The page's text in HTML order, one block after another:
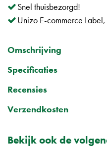
Snel thuisbezorgd!
Unizo E-commerce
Omschrijving
Specificaties
Recensies
Verzendkosten
Bekijk ook de